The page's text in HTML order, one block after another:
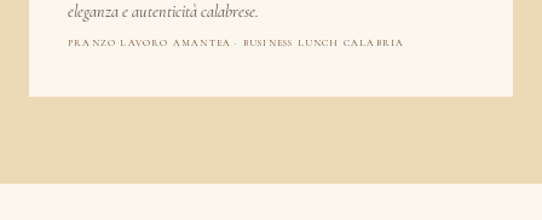
eleganza e autenticità calabrese.
PRANZO LAVORO AMANTEA · BUSINESS LUNCH CALABRIA